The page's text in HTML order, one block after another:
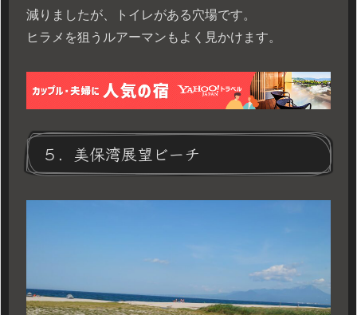
減りましたが、トイレがある穴場です。
ヒラメを狙うルアーマンもよく見かけます。
５．美保湾展望ビーチ